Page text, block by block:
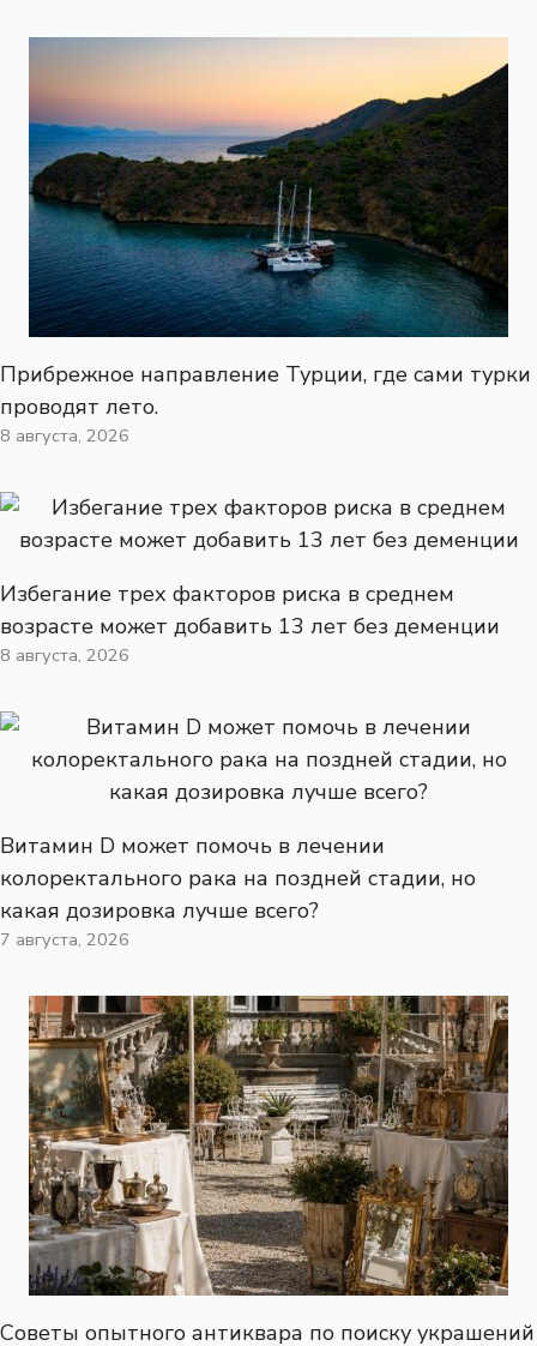
Прибрежное направление Турции, где сами турки
проводят лето.
8 августа, 2026
Избегание трех факторов риска в среднем
возрасте может добавить 13 лет без деменции
8 августа, 2026
Витамин D может помочь в лечении
колоректального рака на поздней стадии, но
какая дозировка лучше всего?
7 августа, 2026
Советы опытного антиквара по поиску украшений